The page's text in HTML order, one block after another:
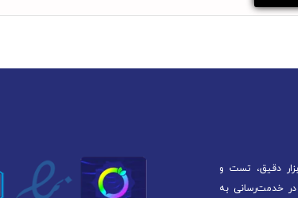
دقیق، تست و
سعی در خدمت‌رسانی به